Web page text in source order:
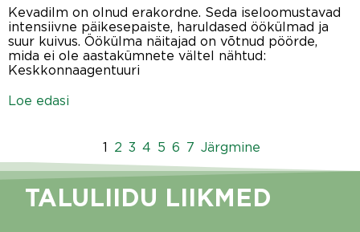
Kevadilm on olnud erakordne. Seda iseloomustavad
intensiivne päikesepaiste, haruldased öökülmad ja
suur kuivus. Öökülma näitajad on võtnud pöörde,
mida ei ole aastakümnete vältel nähtud:
Keskkonnaagentuuri
Loe edasi
1 2 3 4 5 6 7 Järgmine
TALULIIDU LIIKMED